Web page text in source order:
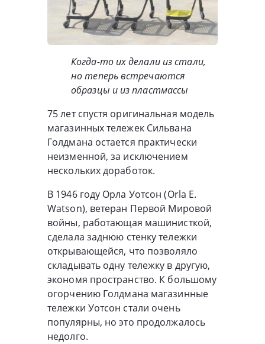
Когда-то их делали из стали,
но теперь встречаются
образцы и из пластмассы
75 лет спустя оригинальная модель
магазинных тележек Сильвана
Голдмана остается практически
неизменной, за исключением
нескольких доработок.
В 1946 году Орла Уотсон (Orla E.
Watson), ветеран Первой Мировой
войны, работающая машинисткой,
сделала заднюю стенку тележки
открывающейся, что позволяло
складывать одну тележку в другую,
экономя пространство. К большому
огорчению Голдмана магазинные
тележки Уотсон стали очень
популярны, но это продолжалось
недолго.